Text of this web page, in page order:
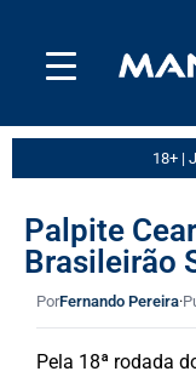
18+ |
Palpite
Brasileirão
PorFernando Pereira·
Pela 18ª rodada